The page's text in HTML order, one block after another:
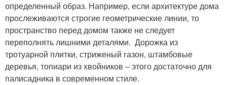
определенный образ. Например, если архитектуре дома
прослеживаются строгие геометрические линии, то
пространство перед домом также не следует
переполнять лишними деталями. Дорожка из
тротуарной плитки, стриженый газон, штамбовые
деревья, топиари из хвойников – этого достаточно для
палисадника в современном стиле.